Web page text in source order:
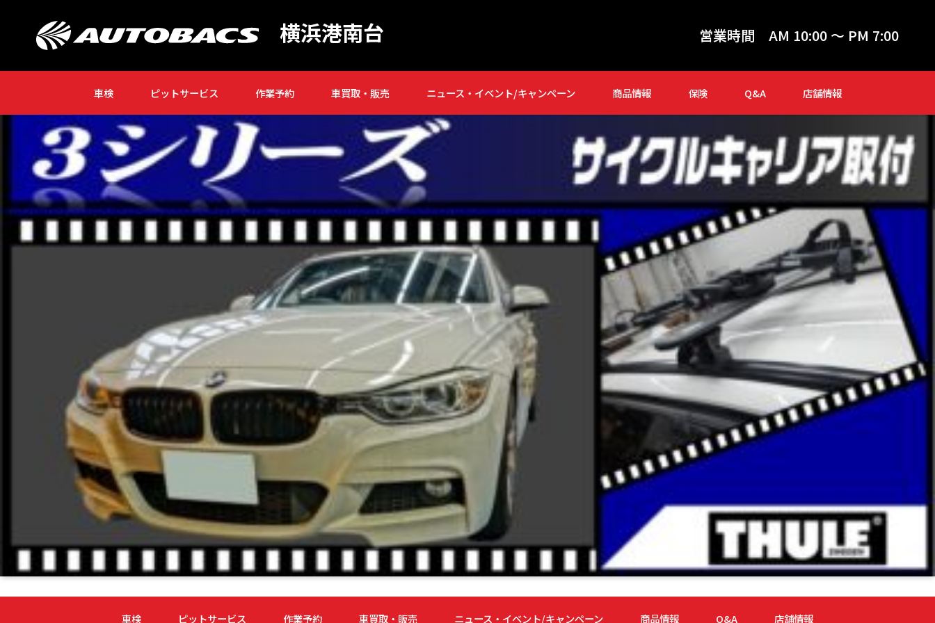
横浜港南台 営業時間 AM 10:00 ～ PM 7:00
車検 ピットサービス 作業予約 車買取・販売 ニュース・イベント/キャンペーン 商品情報 保険 Q&A 店舗情報
admin-ajax
2024年8月23日 2024年8月23日
車検 ピットサービス 作業予約 車買取・販売 ニュース・イベント/キャンペーン 商品情報 Q&A 店舗情報